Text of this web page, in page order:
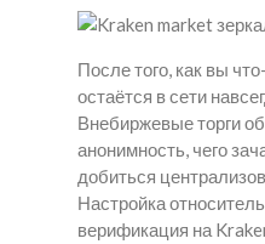
После того, как вы
остаётся в сети
Внебиржевые торги
анонимность, чего
добиться
Настройка
верификация на